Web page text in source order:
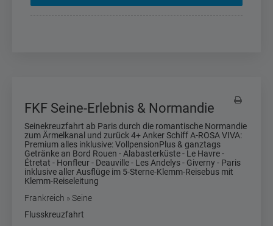
FKF Seine-Erlebnis & Normandie
Seinekreuzfahrt ab Paris durch die romantische Normandie
zum Ärmelkanal und zurück 4+ Anker Schiff A-ROSA VIVA:
Premium alles inklusive: VollpensionPlus & ganztags
Getränke an Bord Rouen - Alabasterküste - Le Havre -
Étretat - Honfleur - Deauville - Les Andelys - Giverny - Paris
inklusive aller Ausflüge im 5-Sterne-Klemm-Reisebus mit
Klemm-Reiseleitung
Frankreich » Seine
Flusskreuzfahrt